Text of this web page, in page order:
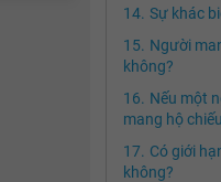
Sự khác
Người
không?
Nếu một
mang hộ
Có giới
không?